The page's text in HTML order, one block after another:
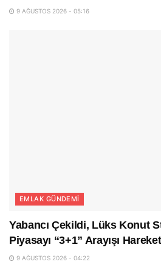
9 AĞUSTOS 2026 - 05:16
EMLAK GÜNDEMI
Yabancı Çekildi, Lüks Konut
Piyasayı “3+1” Arayışı
9 AĞUSTOS 2026 - 04:22